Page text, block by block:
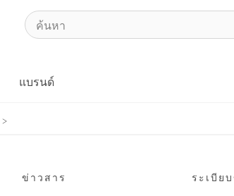
แบรนด์
ข่าวสาร ระเบีย